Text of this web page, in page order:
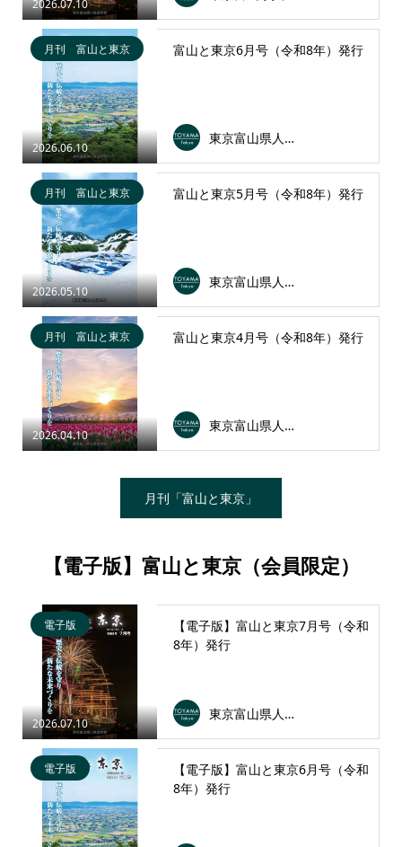
2026.07.10
2026.06.10
月刊 富山と東京 富山と東京6月号（令和8年）発行
東京富山県人会連合会
2026.05.10
月刊 富山と東京 富山と東京5月号（令和8年）発行
東京富山県人会連合会
2026.04.10
月刊 富山と東京 富山と東京4月号（令和8年）発行
東京富山県人会連合会
月刊「富山と東京」
【電子版】富山と東京（会員限定）
2026.07.10
電子版
【電子版】富山と東京7月号（令和
8年）発行
東京富山県人会連合会
電子版
【電子版】富山と東京6月号（令和
8年）発行